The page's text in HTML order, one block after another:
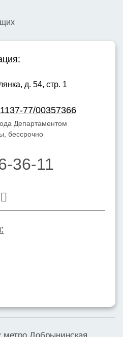
д. 54, стр. 1
77/00357366
Департаментом
бессрочно
36-11
Добрынинская,